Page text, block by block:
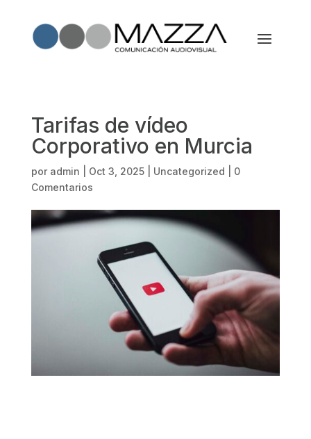
Tarifas de vídeo
Corporativo en Murcia
por admin Oct 3, 2025| Uncategorized
0
Comentarios